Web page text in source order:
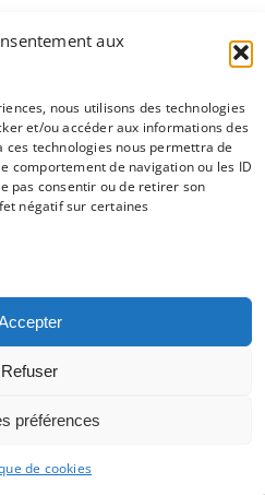
aux
nous utilisons des technologies
et/ou accéder aux informations des
technologies nous permettra de
comportement de navigation ou les ID
pas consentir ou de retirer son
négatif sur certaines
Refuser
préférences
de cookies
J'ai juste une petite
document en A4, comment
:
du document…"